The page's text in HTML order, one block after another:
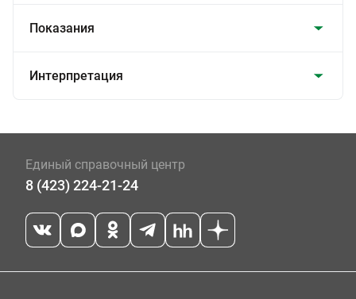
Показания
Интерпретация
Единый справочный центр
8 (423) 224-21-24